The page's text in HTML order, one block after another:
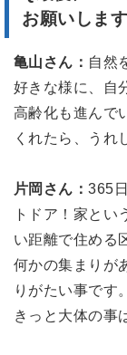
お願いします
亀山さん： 自然
好きな様に、自
高齢化も進んで
くれたら、うれ
片岡さん：365
トドア！家とい
い距離で住める
何かの集まりが
りがたい事です
きっと大体の事